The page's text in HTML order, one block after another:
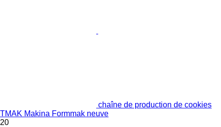
chaîne de production de cookies
TMAK Makina Formmak neuve
20